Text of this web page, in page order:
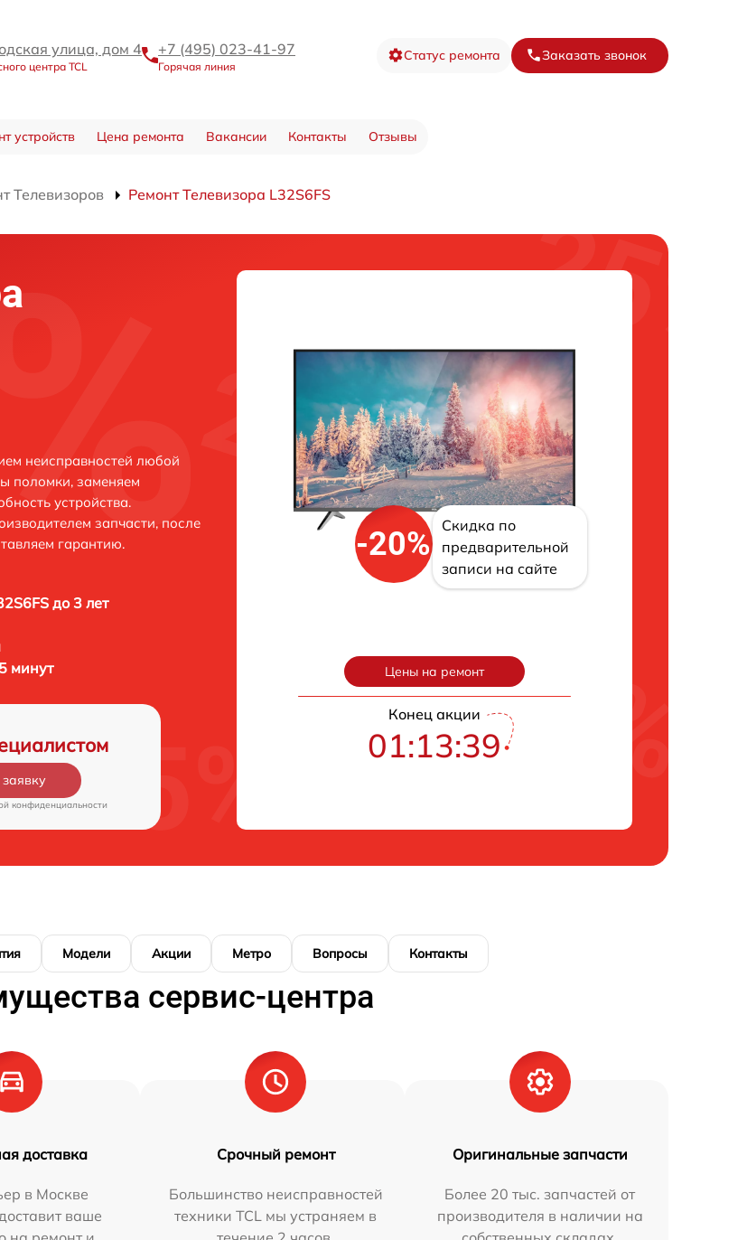
улица, дом 4
центра TCL
+7 (495) 023-41-97
Горячая линия
Статус ремонта Заказать звонок
устройств Цена ремонта Вакансии Контакты Отзывы
Телевизоров Ремонт Телевизора L32S6FS
неисправностей любой
поломки, заменяем
устройства.
запчасти, после
гарантию.
до 3 лет
минут
конфиденциальности
-20%
Скидка по
предварительной
записи на сайте
Цены на ремонт
Конец акции
01:13:38
Модели Акции Метро Вопросы Контакты
сервис-центра
доставка
в Москве
ваше
Срочный ремонт
Большинство неисправностей
техники TCL мы устраняем в
Оригинальные запчасти
Более 20 тыс. запчастей от
производителя в наличии на